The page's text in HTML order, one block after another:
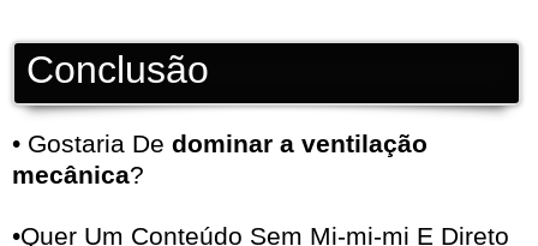
Conclusão
• Gostaria De dominar a ventilação
mecânica?
•Quer Um Conteúdo Sem Mi-mi-mi E Direto